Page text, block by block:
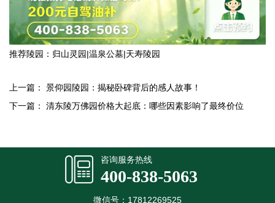
推荐陵园： 归山灵园|温泉公墓|天寿陵园
上一篇： 景仰园陵园：揭秘卧碑背后的感人故事！
下一篇： 清东陵万佛园价格大起底：哪些因素影响了最终价位
咨询服务热线
400-838-5063
微信号：17812269525